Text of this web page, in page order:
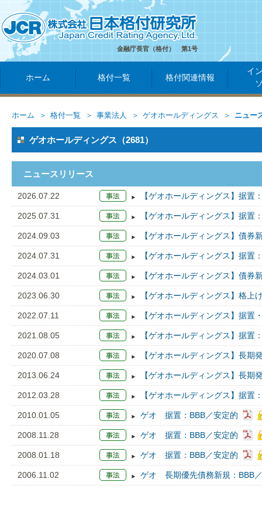
金融庁長官（格付） 第1号
ホーム 格付一覧 格付関連情報
イ
ホーム 格付一覧 事業法人 ゲオホールディングス ニュー
ゲオホールディングス（2681）
ニュースリリース
2026.07.22 【ゲオホールディングス】据置
2025.07.31 【ゲオホールディングス】据置
2024.09.03 【ゲオホールディングス】債券
2024.07.31 【ゲオホールディングス】据置
2024.03.01 【ゲオホールディングス】債券
2023.06.30 【ゲオホールディングス】格
2022.07.11 【ゲオホールディングス】据
2021.08.05 【ゲオホールディングス】据置
2020.07.08 【ゲオホールディングス】長期
2013.06.24 【ゲオホールディングス】長期
2012.03.28 【ゲオホールディングス】据置
2010.01.05 ゲオ 据置：BBB／安定的
2008.11.28 ゲオ 据置：BBB／安定的
2008.01.18 ゲオ 据置：BBB／安定的
2006.11.02 ゲオ 長期優先債務新規：BBB